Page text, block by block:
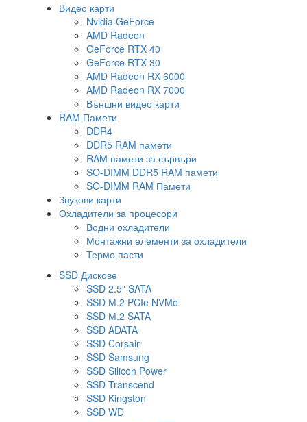
Видео карти
Nvidia GeForce
AMD Radeon
GeForce RTX 40
GeForce RTX 30
AMD Radeon RX 6000
AMD Radeon RX 7000
Външни видео карти
RAM Памети
DDR4
DDR5 RAM памети
RAM памети за сървъри
SO-DIMM DDR5 RAM памети
SO-DIMM RAM Памети
Звукови карти
Охладители за процесори
Водни охладители
Монтажни елементи за охладители
Термо пасти
SSD Дискове
SSD 2.5" SATA
SSD М.2 PCIe NVMe
SSD М.2 SATA
SSD ADATA
SSD Corsair
SSD Samsung
SSD Silicon Power
SSD Transcend
SSD Kingston
SSD WD